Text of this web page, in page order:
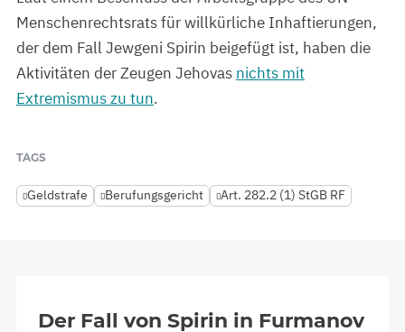
Menschenrechtsrats für willkürliche Inhaftierungen,
der dem Fall Jewgeni Spirin beigefügt ist, haben die
Aktivitäten der Zeugen Jehovas nichts mit
Extremismus zu tun.
TAGS
Geldstrafe Berufungsgericht Art. 282.2 (1) StGB RF
Der Fall von Spirin in Furmanov